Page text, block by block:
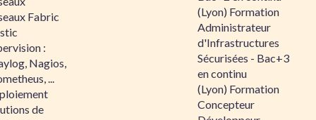
Fabric
:
Nagios,
...
de
(Lyon) Formation
Administrateur
d'Infrastructures
Sécurisées - Bac+3
en continu
(Lyon) Formation
Concepteur